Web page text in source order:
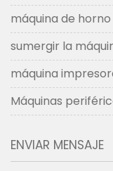
máquina de
sumergir la
máquina
Máquinas
ENVIAR MENSAJE